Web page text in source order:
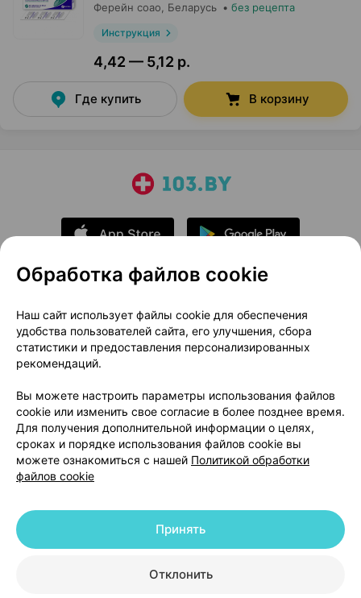
Ферейн соао, Беларусь • без рецепта
Инструкция
4,42 — 5,12 р.
Где купить В корзину
О проекте
Новости проекта
Размещение рекламы
Медицинский маркетинг
Публичный договор
Доставка
Способы оплаты
Вакансии
Партнеры
Написать руководителю 103.by
Написать в поддержку
Персональные настройки Cookie
© 2026 ООО «Артокс Лаб», УНП 191700409 | 220012, Республика Беларусь,
+375 291212755
Обработка файлов cookie
Наш сайт использует файлы cookie для обеспечения
удобства пользователей сайта, его улучшения, сбора
статистики и предоставления персонализированных
рекомендаций.
Вы можете настроить параметры использования файлов
cookie или изменить свое согласие в более позднее время.
Для получения дополнительной информации о целях,
сроках и порядке использования файлов cookie вы
можете ознакомиться с нашей Политикой обработки
файлов cookie
Отклонить
Принять